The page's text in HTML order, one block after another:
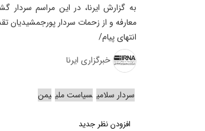
به گزارش ایرنا، در این مراسم سردار
معارفه و از زحمات سردار پورجمشیدیان
انتهای پیام/
خبرگزاری ایرنا
سردار سلامی سیاست ملی یمن
افزودن نظر جدید